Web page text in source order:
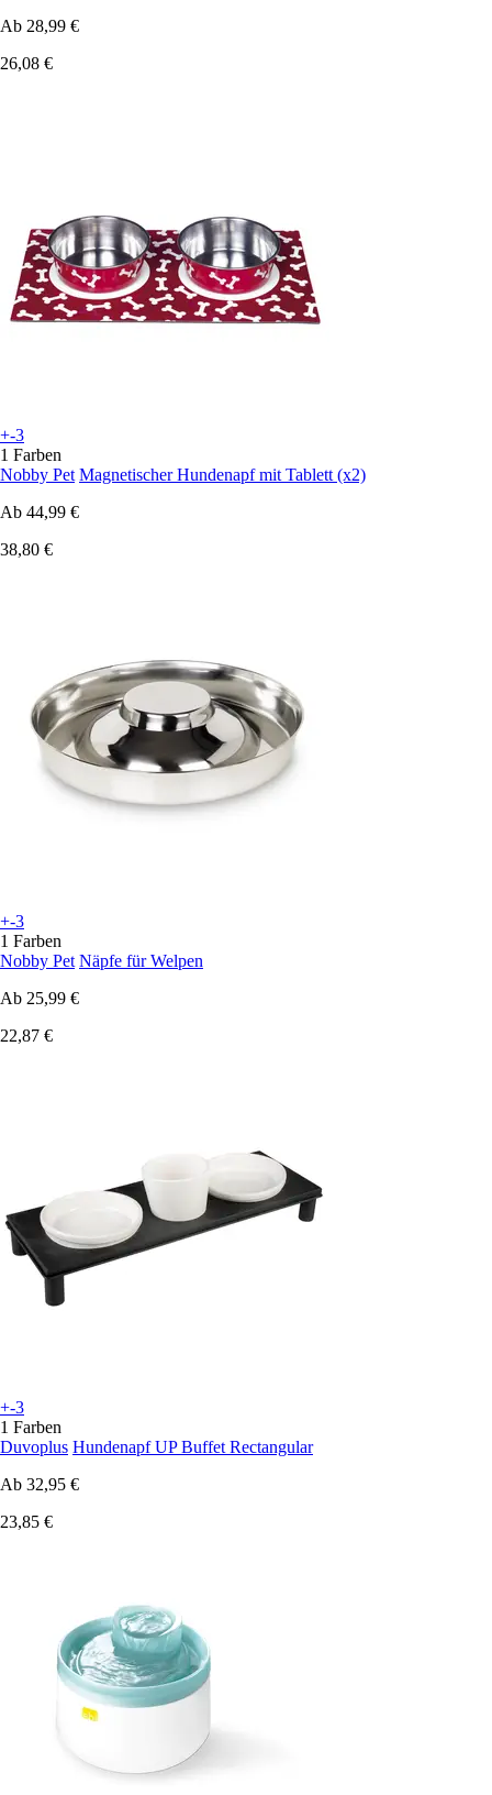
Ab 28,99 €
26,08 €
+-3
1 Farben
Nobby Pet Magnetischer Hundenapf mit Tablett (x2)
Ab 44,99 €
38,80 €
+-3
1 Farben
Nobby Pet Näpfe für Welpen
Ab 25,99 €
22,87 €
+-3
1 Farben
Duvoplus Hundenapf UP Buffet Rectangular
Ab 32,95 €
23,85 €